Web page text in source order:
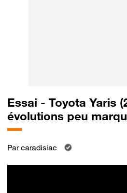
Essai - Toyota Yaris
évolutions peu
Parcaradisiac